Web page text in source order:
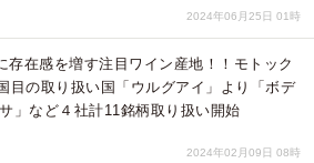
2024年06月25日 01時
存在感を増す注目ワイン産地！！モトック
目の取り扱い国「ウルグアイ」より「ボデ
」など４社計11銘柄取り扱い開始
2024年02月09日 08時